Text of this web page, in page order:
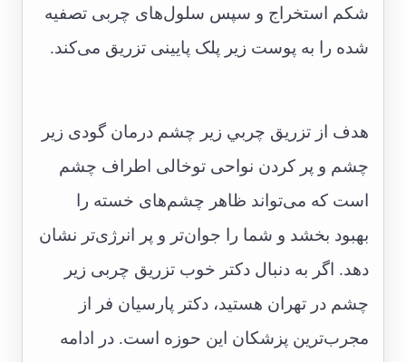
شکم استخراج و سپس سلول‌های چربی تصفیه
شده را به پوست زیر پلک پایینی تزریق می‌کند.
هدف از تزريق چربي زير چشم درمان گودی زیر
چشم و پر کردن نواحی توخالی اطراف چشم
است که می‌تواند ظاهر چشم‌های خسته را
بهبود بخشد و شما را جوان‌تر و پر انرژی‌تر نشان
دهد. اگر به دنبال دکتر خوب تزریق چربی زیر
چشم در تهران هستید، دکتر پارسیان فر از
مجرب‌ترین پزشکان این حوزه است. در ادامه